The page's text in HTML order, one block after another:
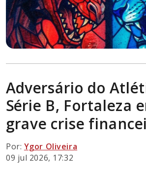
Adversário do
Série B, Fortaleza
grave crise
Por: Ygor Oliveira
09 jul 2026, 17:32